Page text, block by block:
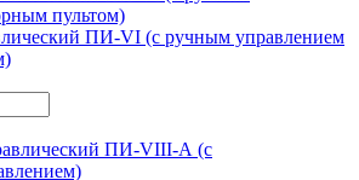
ПИ-VI (с ручным управлением